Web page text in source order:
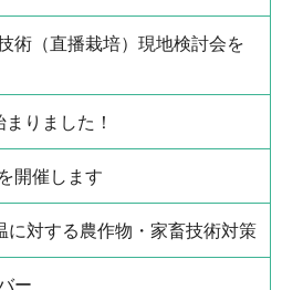
術（直播栽培）現地検討会を
りました！
開催します
に対する農作物・家畜技術対策
ー